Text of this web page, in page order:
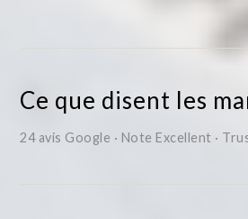
Ce que disent les
24 avis Google · Note Excellent ·